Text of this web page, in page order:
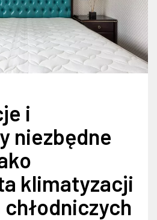
i
niezbędne
klimatyzacji